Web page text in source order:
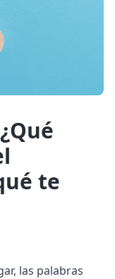
te
las palabras